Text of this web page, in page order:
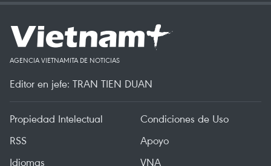
AGENCIA VIETNAMITA DE NOTICIAS
Editor en jefe: TRAN TIEN DUAN
Propiedad Intelectual
Condiciones de Uso
RSS
Apoyo
Idiomas
VNA